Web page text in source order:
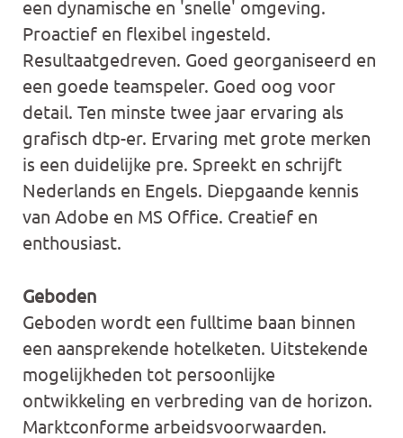
een dynamische en 'snelle' omgeving.
Proactief en flexibel ingesteld.
Resultaatgedreven. Goed georganiseerd en
een goede teamspeler. Goed oog voor
detail. Ten minste twee jaar ervaring als
grafisch dtp-er. Ervaring met grote merken
is een duidelijke pre. Spreekt en schrijft
Nederlands en Engels. Diepgaande kennis
van Adobe en MS Office. Creatief en
enthousiast.
Geboden
Geboden wordt een fulltime baan binnen
een aansprekende hotelketen. Uitstekende
mogelijkheden tot persoonlijke
ontwikkeling en verbreding van de horizon.
Marktconforme arbeidsvoorwaarden.